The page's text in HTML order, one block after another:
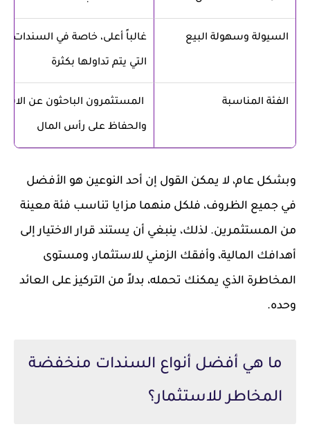
السيولة وسهولة البيع غالباً أعلى، خاصة في السندات
التي يتم تداولها بكثرة
الفئة المناسبة المستثمرون الباحثون عن
والحفاظ على رأس المال
وبشكل عام، لا يمكن القول إن أحد النوعين هو الأفضل
في جميع الظروف، فلكل منهما مزايا تناسب فئة معينة
من المستثمرين. لذلك، ينبغي أن يستند قرار الاختيار إلى
أهدافك المالية، وأفقك الزمني للاستثمار، ومستوى
المخاطرة الذي يمكنك تحمله، بدلاً من التركيز على العائد
وحده.
ما هي أفضل أنواع السندات منخفضة
المخاطر للاستثمار؟